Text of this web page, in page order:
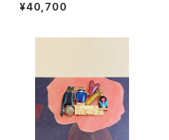
¥40,700